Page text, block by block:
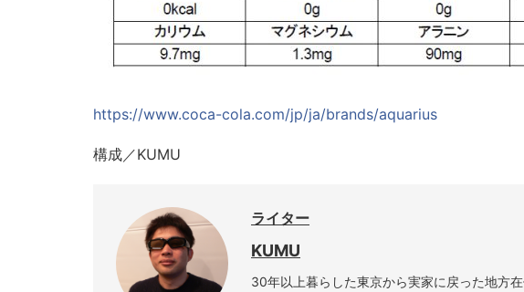
https://www.coca-cola.com/jp/ja/brands/aquarius
構成／KUMU
ライター
KUMU
30年以上暮らした東京から実家に戻った地方